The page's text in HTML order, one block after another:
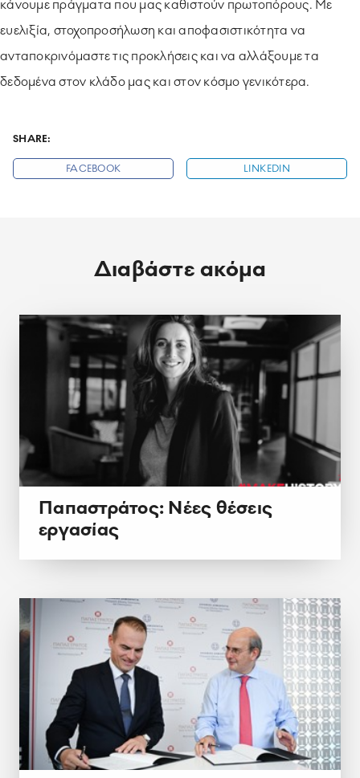
κάνουμε πράγματα που μας καθιστούν πρωτοπόρους. Με
ευελιξία, στοχοπροσήλωση και αποφασιστικότητα να
ανταποκρινόμαστε τις προκλήσεις και να αλλάξουμε τα
δεδομένα στον κλάδο μας και στον κόσμο γενικότερα.
SHARE:
FACEBOOK LINKEDIN
Διαβάστε ακόμα
Παπαστράτος: Νέες θέσεις
εργασίας